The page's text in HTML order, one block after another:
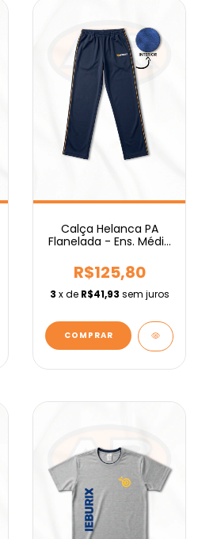
Calça Helanca PA
Flanelada - Ens. Médio
R$125,80
3 x de R$41,93 sem juros
COMPRAR